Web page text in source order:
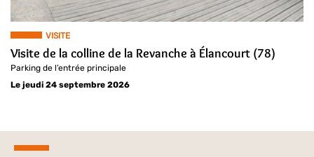
VISITE
Visite de la colline de la Revanche à Élancourt (78)
Parking de l’entrée principale
Le jeudi 24 septembre 2026